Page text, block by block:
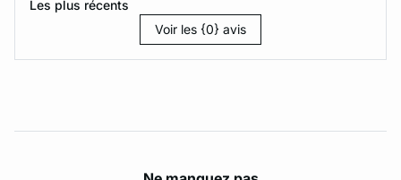
Les plus récents
Voir les {0} avis